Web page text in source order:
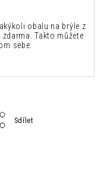
obalu na brýle z
Takto můžete
sebe.
Sdílet